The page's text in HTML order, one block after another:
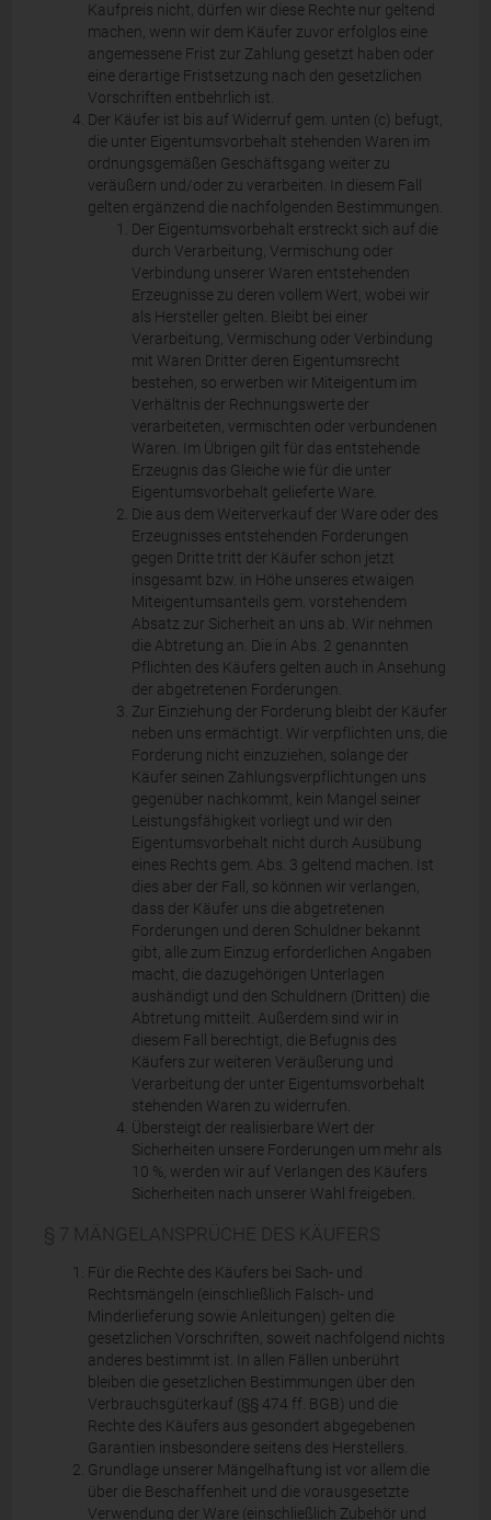
Kaufpreis nicht, dürfen wir diese Rechte nur geltend
machen, wenn wir dem Käufer zuvor erfolglos eine
angemessene Frist zur Zahlung gesetzt haben oder
eine derartige Fristsetzung nach den gesetzlichen
Vorschriften entbehrlich ist.
Der Käufer ist bis auf Widerruf gem. unten (c) befugt,
die unter Eigentumsvorbehalt stehenden Waren im
ordnungsgemäßen Geschäftsgang weiter zu
veräußern und/oder zu verarbeiten. In diesem Fall
gelten ergänzend die nachfolgenden Bestimmungen.
Der Eigentumsvorbehalt erstreckt sich auf die
durch Verarbeitung, Vermischung oder
Verbindung unserer Waren entstehenden
Erzeugnisse zu deren vollem Wert, wobei wir
als Hersteller gelten. Bleibt bei einer
Verarbeitung, Vermischung oder Verbindung
mit Waren Dritter deren Eigentumsrecht
bestehen, so erwerben wir Miteigentum im
Verhältnis der Rechnungswerte der
verarbeiteten, vermischten oder verbundenen
Waren. Im Übrigen gilt für das entstehende
Erzeugnis das Gleiche wie für die unter
Eigentumsvorbehalt gelieferte Ware.
Die aus dem Weiterverkauf der Ware oder des
Erzeugnisses entstehenden Forderungen
gegen Dritte tritt der Käufer schon jetzt
insgesamt bzw. in Höhe unseres etwaigen
Miteigentumsanteils gem. vorstehendem
Absatz zur Sicherheit an uns ab. Wir nehmen
die Abtretung an. Die in Abs. 2 genannten
Pflichten des Käufers gelten auch in Ansehung
der abgetretenen Forderungen.
Zur Einziehung der Forderung bleibt der Käufer
neben uns ermächtigt. Wir verpflichten uns, die
Forderung nicht einzuziehen, solange der
Käufer seinen Zahlungsverpflichtungen uns
gegenüber nachkommt, kein Mangel seiner
Leistungsfähigkeit vorliegt und wir den
Eigentumsvorbehalt nicht durch Ausübung
eines Rechts gem. Abs. 3 geltend machen. Ist
dies aber der Fall, so können wir verlangen,
dass der Käufer uns die abgetretenen
Forderungen und deren Schuldner bekannt
gibt, alle zum Einzug erforderlichen Angaben
macht, die dazugehörigen Unterlagen
aushändigt und den Schuldnern (Dritten) die
Abtretung mitteilt. Außerdem sind wir in
diesem Fall berechtigt, die Befugnis des
Käufers zur weiteren Veräußerung und
Verarbeitung der unter Eigentumsvorbehalt
stehenden Waren zu widerrufen.
Übersteigt der realisierbare Wert der
Sicherheiten unsere Forderungen um mehr als
10 %, werden wir auf Verlangen des Käufers
Sicherheiten nach unserer Wahl freigeben.
§ 7 MÄNGELANSPRÜCHE DES KÄUFERS
Für die Rechte des Käufers bei Sach- und
Rechtsmängeln (einschließlich Falsch- und
Minderlieferung sowie Anleitungen) gelten die
gesetzlichen Vorschriften, soweit nachfolgend nichts
anderes bestimmt ist. In allen Fällen unberührt
bleiben die gesetzlichen Bestimmungen über den
Verbrauchsgüterkauf (§§ 474 ff. BGB) und die
Rechte des Käufers aus gesondert abgegebenen
Garantien insbesondere seitens des Herstellers.
Grundlage unserer Mängelhaftung ist vor allem die
über die Beschaffenheit und die vorausgesetzte
Verwendung der Ware (einschließlich Zubehör und